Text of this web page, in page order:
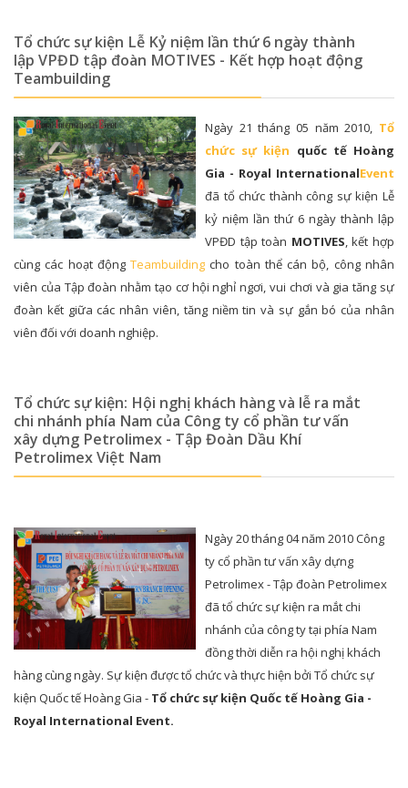
Tổ chức sự kiện Lễ Kỷ niệm lần thứ 6 ngày thành
lập VPĐD tập đoàn MOTIVES - Kết hợp hoạt động
Teambuilding
Ngày 21 tháng 05 năm 2010, Tổ
chức sự kiện quốc tế Hoàng
Gia - Royal InternationalEvent
đã tổ chức thành công sự kiện Lễ
kỷ niệm lần thứ 6 ngày thành lập
VPĐD tập toàn MOTIVES, kết hợp
cùng các hoạt độngTeambuilding cho toàn thể cán bộ, công nhân
viên của Tập đoàn nhằm tạo cơ hội nghỉ ngơi, vui chơi và gia tăng sự
đoàn kết giữa các nhân viên, tăng niềm tin và sự gắn bó của nhân
viên đối với doanh nghiệp.
Tổ chức sự kiện: Hội nghị khách hàng và lễ ra mắt
chi nhánh phía Nam của Công ty cổ phần tư vấn
xây dựng Petrolimex - Tập Đoàn Dầu Khí
Petrolimex Việt Nam
Ngày 20 tháng 04 năm 2010 Công
ty cổ phần tư vấn xây dựng
Petrolimex - Tập đoàn Petrolimex
đã tổ chức sự kiện ra mắt chi
nhánh của công ty tại phía Nam
đồng thời diễn ra hội nghị khách
hàng cùng ngày. Sự kiện được tổ chức và thực hiện bởi Tổ chức sự
kiện Quốc tế Hoàng Gia - Tổ chức sự kiện Quốc tế Hoàng Gia -
Royal International Event.